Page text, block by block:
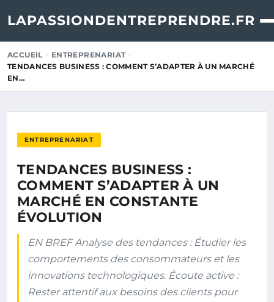
LAPASSIONDENTREPRENDRE.FR
ACCUEIL
ENTREPRENARIAT
TENDANCES BUSINESS : COMMENT S’ADAPTER À UN MARCHÉ
EN…
ENTREPRENARIAT
TENDANCES BUSINESS :
COMMENT S’ADAPTER À UN
MARCHÉ EN CONSTANTE
ÉVOLUTION
EN BREF Analyse des tendances : Étudier les
comportements des consommateurs et les
innovations technologiques. Écoute active :
Rester attentif aux besoins des clients pour